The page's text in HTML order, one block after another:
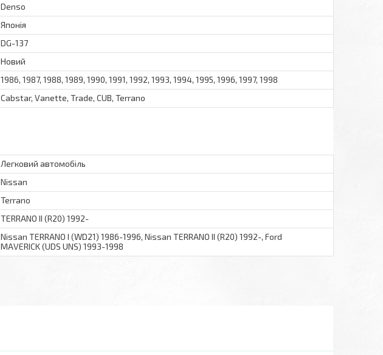
Denso
Японія
DG-137
Новий
1986, 1987, 1988, 1989, 1990, 1991, 1992, 1993, 1994, 1995, 1996, 1997, 1998
Cabstar, Vanette, Trade, CUB, Terrano
Легковий автомобіль
Nissan
Terrano
TERRANO II (R20) 1992-
Nissan TERRANO I (WD21) 1986-1996, Nissan TERRANO II (R20) 1992-, Ford
MAVERICK (UDS UNS) 1993-1998